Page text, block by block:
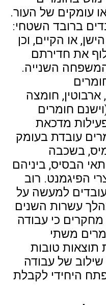
עומקים של העור.
ברובד השטחי:
או הקיים, וכן
את חדירתם
השנייה.
ארבוטין, חומצה
חומרים
מדכאת
עובדת בעומק
בשכבה
הבסיס, ביניהם
הפיגמנט. רוב
עובדים למעשה על
עשרות השנים
כי עבודה
משתי
טובות
של עבודה
היחידי לקבלת